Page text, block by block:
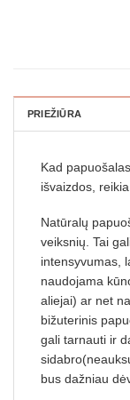
PRIEŽIŪRA
Kad
išvaizdos,
Natūralų
veiksnių. Tai
intensyvumas,
naudojama
aliejai) ar net
bižuterinis
gali tarnauti ir
bus dažniau